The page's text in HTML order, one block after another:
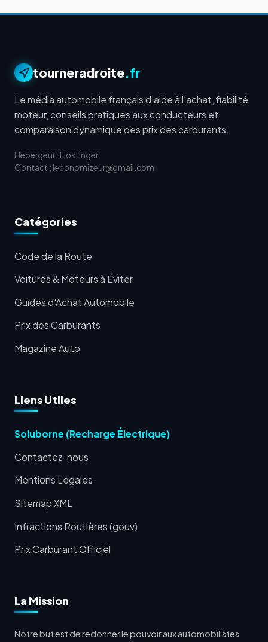
tourneradroite.fr
Le média automobile français d'aide à l'achat, fiabilité
moteur, conseils pratiques aux conducteurs et
comparaison dynamique des prix des carburants.
Hébergeur : Hostinger
Contact : leconomizeur@gmail.com
Catégories
Code de la Route
Voitures & Moteurs à Éviter
Guides d'Achat Automobile
Prix des Carburants
Magazine Auto
Liens Utiles
Soluborne (Recharge Électrique)
Contactez-nous
Mentions Légales
Sitemap XML
Infractions Routières (gouv)
Prix Carburant Officiel
La Mission
Notre but est de redonner le pouvoir aux automobilistes